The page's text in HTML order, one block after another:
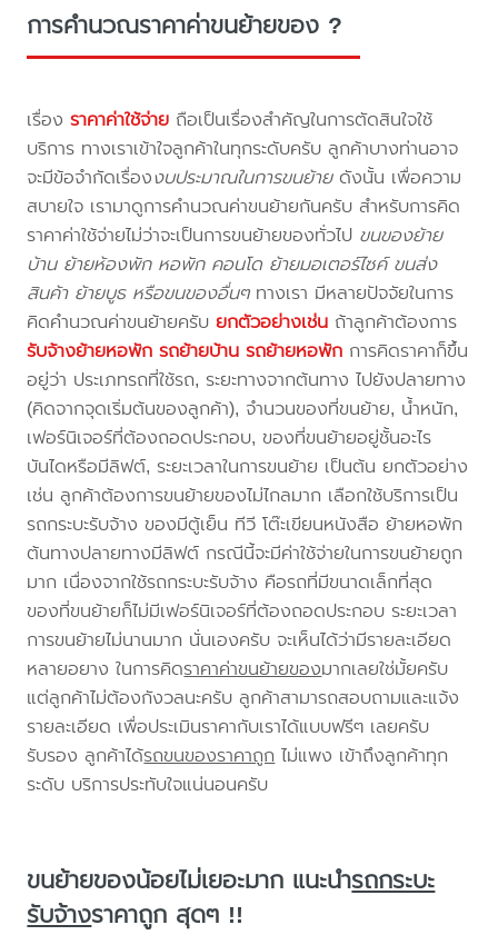
การคำนวณราคาค่าขนย้ายของ ?
เรื่องราคาค่าใช้จ่าย ถือเป็นเรื่องสำคัญในการตัดสินใจใช้
บริการ ทางเราเข้าใจลูกค้าในทุกระดับครับ ลูกค้าบางท่านอาจ
จะมีข้อจำกัดเรื่องงบประมาณในการขนย้ายดังนั้น เพื่อความ
สบายใจ เรามาดูการคำนวณค่าขนย้ายกันครับ สำหรับการคิด
ราคาค่าใช้จ่ายไม่ว่าจะเป็นการขนย้ายของทั่วไป ขนของย้าย
บ้าน ย้ายห้องพัก หอพัก คอนโด ย้ายมอเตอร์ไซค์ ขนส่ง
สินค้า ย้ายบูธ หรือขนของอื่นๆทางเรา มีหลายปัจจัยในการ
คิดคำนวณค่าขนย้ายครับยกตัวอย่างเช่น ถ้าลูกค้าต้องการ
รับจ้างย้ายหอพัก รถย้ายบ้าน รถย้ายหอพัก การคิดราคาก็ขึ้น
อยู่ว่า ประเภทรถที่ใช้รถ, ระยะทางจากต้นทาง ไปยังปลายทาง
(คิดจากจุดเริ่มต้นของลูกค้า), จำนวนของที่ขนย้าย, น้ำหนัก,
เฟอร์นิเจอร์ที่ต้องถอดประกอบ, ของที่ขนย้ายอยู่ชั้นอะไร
บันไดหรือมีลิฟต์, ระยะเวลาในการขนย้าย เป็นต้น ยกตัวอย่าง
เช่น ลูกค้าต้องการขนย้ายของไม่ไกลมาก เลือกใช้บริการเป็น
รถกระบะรับจ้าง ของมีตู้เย็น ทีวี โต๊ะเขียนหนังสือ ย้ายหอพัก
ต้นทางปลายทางมีลิฟต์ กรณีนี้จะมีค่าใช้จ่ายในการขนย้ายถูก
มาก เนื่องจากใช้รถกระบะรับจ้าง คือรถที่มีขนาดเล็กที่สุด
ของที่ขนย้ายก็ไม่มีเฟอร์นิเจอร์ที่ต้องถอดประกอบ ระยะเวลา
การขนย้ายไม่นานมาก นั่นเองครับ จะเห็นได้ว่ามีรายละเอียด
หลายอยาง ในการคิดราคาค่าขนย้ายของมากเลยใช่มั้ยครับ
แต่ลูกค้าไม่ต้องกังวลนะครับ ลูกค้าสามารถสอบถามและแจ้ง
รายละเอียด เพื่อประเมินราคากับเราได้แบบฟรีๆ เลยครับ
รับรอง ลูกค้าได้รถขนของราคาถูก ไม่แพง เข้าถึงลูกค้าทุก
ระดับ บริการประทับใจแน่นอนครับ
ขนย้ายของน้อยไม่เยอะมาก แนะนำรถกระบะ
รับจ้างราคาถูก สุดๆ !!